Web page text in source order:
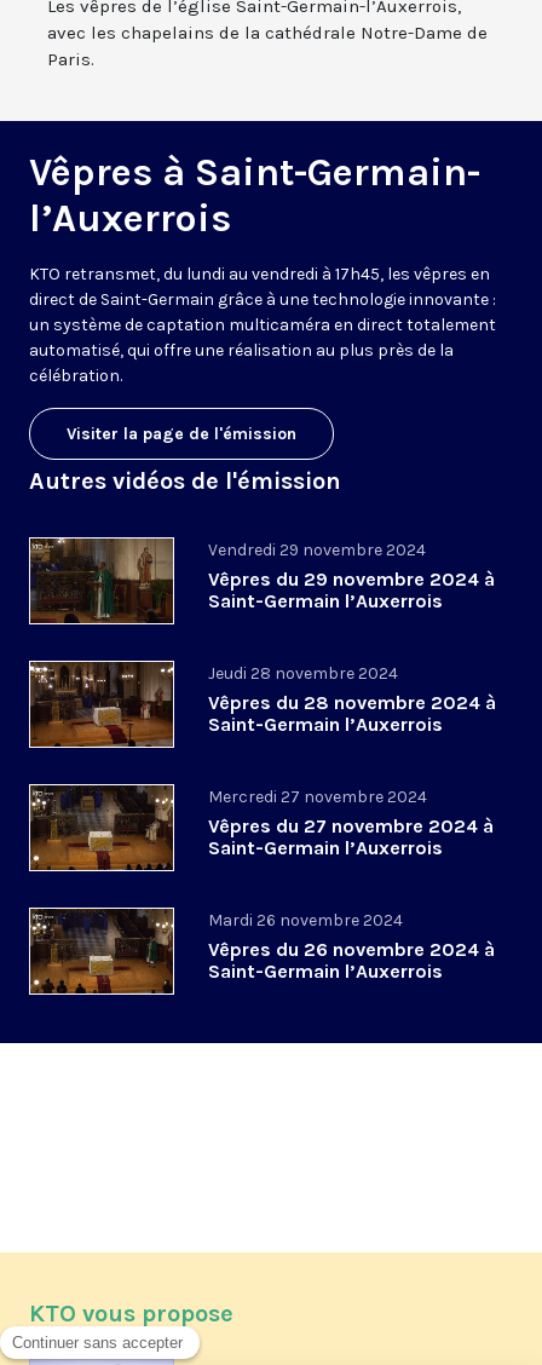
Les vêpres de l’église Saint-Germain-l’Auxerrois,
avec les chapelains de la cathédrale Notre-Dame de
Paris.
Vêpres à Saint-Germain-
l’Auxerrois
KTO retransmet, du lundi au vendredi à 17h45, les vêpres en
direct de Saint-Germain grâce à une technologie innovante :
un système de captation multicaméra en direct totalement
automatisé, qui offre une réalisation au plus près de la
célébration.
Visiter la page de l'émission
Autres vidéos de l'émission
Vendredi 29 novembre 2024
Vêpres du 29 novembre 2024 à
Saint-Germain l’Auxerrois
Jeudi 28 novembre 2024
Vêpres du 28 novembre 2024 à
Saint-Germain l’Auxerrois
Mercredi 27 novembre 2024
Vêpres du 27 novembre 2024 à
Saint-Germain l’Auxerrois
Mardi 26 novembre 2024
Vêpres du 26 novembre 2024 à
Saint-Germain l’Auxerrois
KTO vous propose